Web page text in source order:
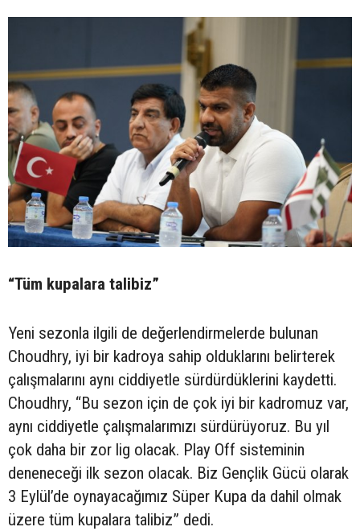
“Tüm kupalara talibiz”
Yeni sezonla ilgili de değerlendirmelerde bulunan
Choudhry, iyi bir kadroya sahip olduklarını belirterek
çalışmalarını aynı ciddiyetle sürdürdüklerini kaydetti.
Choudhry, “Bu sezon için de çok iyi bir kadromuz var,
aynı ciddiyetle çalışmalarımızı sürdürüyoruz. Bu yıl
çok daha bir zor lig olacak. Play Off sisteminin
deneneceği ilk sezon olacak. Biz Gençlik Gücü olarak
3 Eylül’de oynayacağımız Süper Kupa da dahil olmak
üzere tüm kupalara talibiz” dedi.